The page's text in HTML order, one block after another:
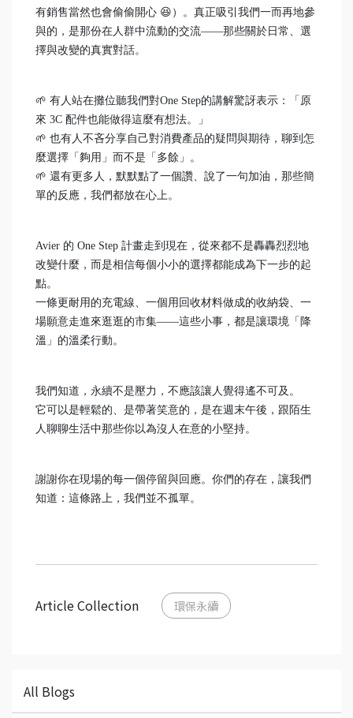
有銷售當然也會偷偷開心 😆）。真正吸引我們一而再地參
與的，是那份在人群中流動的交流——那些關於日常、選
擇與改變的真實對話。
🌱 有人站在攤位聽我們對One Step的講解驚訝表示：「原
來 3C 配件也能做得這麼有想法。」
🌱 也有人不吝分享自己對消費產品的疑問與期待，聊到怎
麼選擇「夠用」而不是「多餘」。
🌱 還有更多人，默默點了一個讚、說了一句加油，那些簡
單的反應，我們都放在心上。
Avier 的 One Step 計畫走到現在，從來都不是轟轟烈烈地
改變什麼，而是相信每個小小的選擇都能成為下一步的起
點。
一條更耐用的充電線、一個用回收材料做成的收納袋、一
場願意走進來逛逛的市集——這些小事，都是讓環境「降
溫」的溫柔行動。
我們知道，永續不是壓力，不應該讓人覺得遙不可及。
它可以是輕鬆的、是帶著笑意的，是在週末午後，跟陌生
人聊聊生活中那些你以為沒人在意的小堅持。
謝謝你在現場的每一個停留與回應。你們的存在，讓我們
知道：這條路上，我們並不孤單。
Article Collection 環保永續
All Blogs